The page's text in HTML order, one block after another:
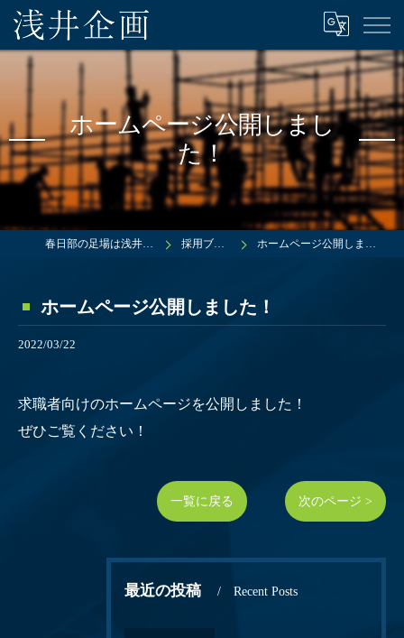
ホームページ公開しまし
た！
春日部の足場は浅井企画 採用ブログ ホームページ公開しました！
ホームページ公開しました！
2022/03/22
求職者向けのホームページを公開しました！
ぜひご覧ください！
一覧に戻る 次のページ >
最近の投稿 Recent Posts